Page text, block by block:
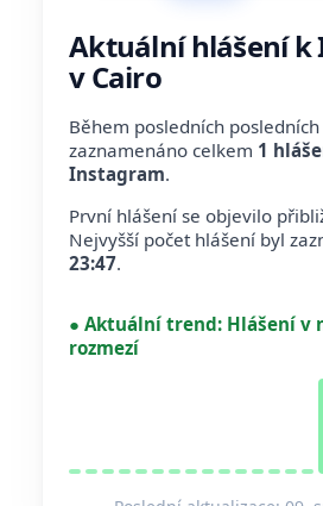
Aktuální hlášení k
v Cairo
Během posledních
zaznamenáno celkem 1
Instagram.
První hlášení se objevilo
Nejvyšší počet hlášení byl
23:47.
● Aktuální trend: Hlášení v
rozmezí